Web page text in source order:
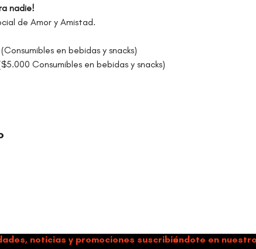
nadie!
de Amor y Amistad.
en bebidas y snacks)
Consumibles en bebidas y snacks)
noticias y promociones suscribiéndote en